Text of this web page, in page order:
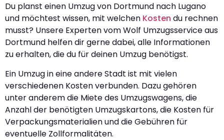
Du planst einen Umzug von Dortmund nach Lugano
und möchtest wissen, mit welchen Kosten du rechnen
musst? Unsere Experten vom Wolf Umzugsservice aus
Dortmund helfen dir gerne dabei, alle Informationen
zu erhalten, die du für deinen Umzug benötigst.
Ein Umzug in eine andere Stadt ist mit vielen
verschiedenen Kosten verbunden. Dazu gehören
unter anderem die Miete des Umzugswagens, die
Anzahl der benötigten Umzugskartons, die Kosten für
Verpackungsmaterialien und die Gebühren für
eventuelle Zollformalitäten.